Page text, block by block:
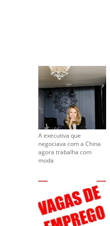
A executiva que
negociava com a China
agora trabalha com
moda